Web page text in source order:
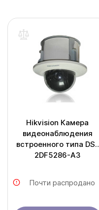
Hikvision Камера
видеонаблюдения
встроенного типа DS-
2DF5286-A3
Почти распродано